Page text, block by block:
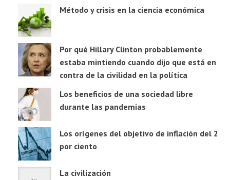
Método y crisis en la ciencia económica
Por qué Hillary Clinton probablemente
estaba mintiendo cuando dijo que está en
contra de la civilidad en la política
Los beneficios de una sociedad libre
durante las pandemias
Los orígenes del objetivo de inflación del 2
por ciento
La civilización